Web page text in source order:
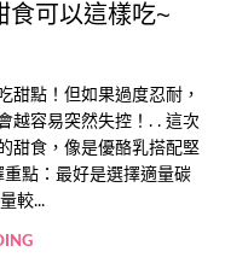
食可以這樣吃~
甜點！但如果過度忍耐，
越容易突然失控！. . 這次
甜食，像是優酪乳搭配堅
點：最好是選擇適量碳
較...